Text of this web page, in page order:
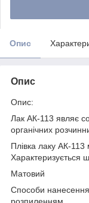
Опис
Опис
Опис:
Лак АК-113 являє
органічних
Плівка лаку АК-113
Характеризується
Матовий
Способи
розпиленням.